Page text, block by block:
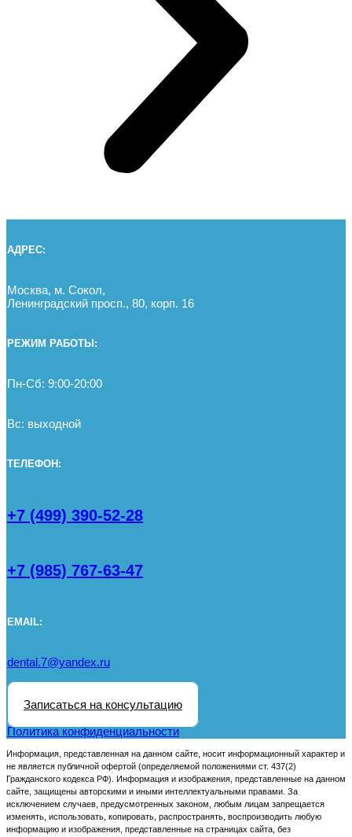
АДРЕС:
Москва, м. Сокол,
Ленинградский просп., 80, корп. 16
РЕЖИМ РАБОТЫ:
Пн-Сб: 9:00-20:00
Вс: выходной
ТЕЛЕФОН:
+7 (499) 390-52-28
+7 (985) 767-63-47
EMAIL:
dental.7@yandex.ru
Записаться на консультацию
Политика конфиденциальности
Информация, представленная на данном сайте, носит информационный характер и
не является публичной офертой (определяемой положениями ст. 437(2)
Гражданского кодекса РФ). Информация и изображения, представленные на данном
сайте, защищены авторскими и иными интеллектуальными правами. За
исключением случаев, предусмотренных законом, любым лицам запрещается
изменять, использовать, копировать, распространять, воспроизводить любую
информацию и изображения, представленные на страницах сайта, без